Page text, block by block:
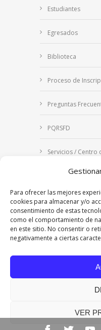
Para ofrecer las mejores
cookies para almacenar y/o
consentimiento de estas
como el comportamiento de
en este sitio. No consentir o
negativamente a ciertas
VER
Estudiantes
Egresados
Biblioteca
Proceso de
Preguntas
PQRSFD
Servicios / Centro
Correo Institucional
Notificaciones
|
7542
Acreditación
Ministerio